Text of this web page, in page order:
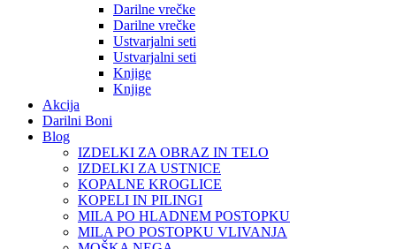
Darilne vrečke
Darilne vrečke
Ustvarjalni seti
Ustvarjalni seti
Knjige
Knjige
Akcija
Darilni Boni
Blog
IZDELKI ZA OBRAZ IN TELO
IZDELKI ZA USTNICE
KOPALNE KROGLICE
KOPELI IN PILINGI
MILA PO HLADNEM POSTOPKU
MILA PO POSTOPKU VLIVANJA